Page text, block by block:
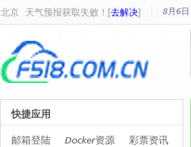
北京 天气预报获取失败！[去解决] 8月6日
快捷应用
邮箱登陆 Docker资源
彩票资讯